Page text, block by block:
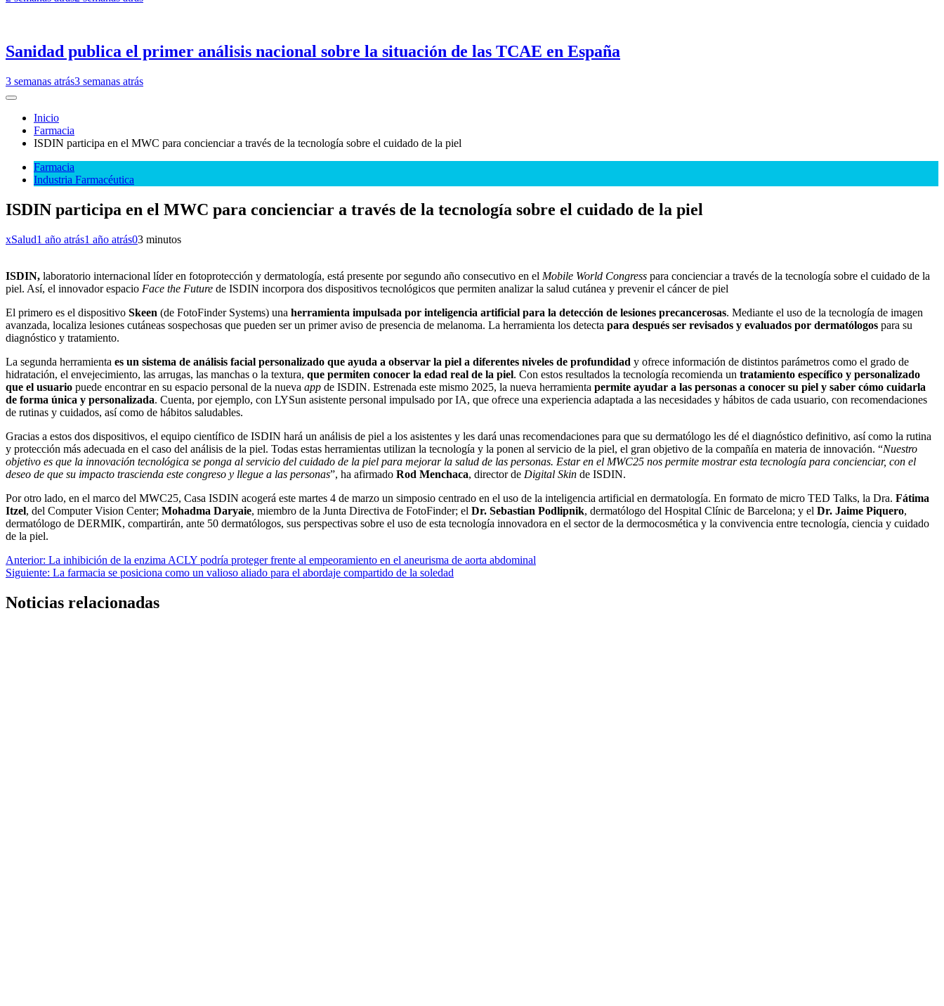
Sanidad publica el primer análisis nacional sobre la situación de las TCAE en España
3 semanas atrás3 semanas atrás
Inicio
Farmacia
ISDIN participa en el MWC para concienciar a través de la tecnología sobre el cuidado de la piel
Farmacia
Industria Farmacéutica
ISDIN participa en el MWC para concienciar a través de la tecnología sobre el cuidado de la piel
xSalud1 año atrás1 año atrás03 minutos
ISDIN, laboratorio internacional líder en fotoprotección y dermatología, está presente por segundo año consecutivo en el Mobile World Congress para concienciar a través de la tecnología sobre el cuidado de la
piel. Así, el innovador espacio Face the Future de ISDIN incorpora dos dispositivos tecnológicos que permiten analizar la salud cutánea y prevenir el cáncer de piel
El primero es el dispositivo Skeen (de FotoFinder Systems) una herramienta impulsada por inteligencia artificial para la detección de lesiones precancerosas. Mediante el uso de la tecnología de imagen
avanzada, localiza lesiones cutáneas sospechosas que pueden ser un primer aviso de presencia de melanoma. La herramienta los detecta para después ser revisados y evaluados por dermatólogos para su
diagnóstico y tratamiento.
La segunda herramienta es un sistema de análisis facial personalizado que ayuda a observar la piel a diferentes niveles de profundidad y ofrece información de distintos parámetros como el grado de
hidratación, el envejecimiento, las arrugas, las manchas o la textura, que permiten conocer la edad real de la piel. Con estos resultados la tecnología recomienda un tratamiento específico y personalizado
que el usuario puede encontrar en su espacio personal de la nueva app de ISDIN. Estrenada este mismo 2025, la nueva herramienta permite ayudar a las personas a conocer su piel y saber cómo cuidarla
de forma única y personalizada. Cuenta, por ejemplo, con LYSun asistente personal impulsado por IA, que ofrece una experiencia adaptada a las necesidades y hábitos de cada usuario, con recomendaciones
de rutinas y cuidados, así como de hábitos saludables.
Gracias a estos dos dispositivos, el equipo científico de ISDIN hará un análisis de piel a los asistentes y les dará unas recomendaciones para que su dermatólogo les dé el diagnóstico definitivo, así como la rutina
y protección más adecuada en el caso del análisis de la piel. Todas estas herramientas utilizan la tecnología y la ponen al servicio de la piel, el gran objetivo de la compañía en materia de innovación. “Nuestro
objetivo es que la innovación tecnológica se ponga al servicio del cuidado de la piel para mejorar la salud de las personas. Estar en el MWC25 nos permite mostrar esta tecnología para concienciar, con el
deseo de que su impacto trascienda este congreso y llegue a las personas”, ha afirmado Rod Menchaca, director de Digital Skin de ISDIN.
Por otro lado, en el marco del MWC25, Casa ISDIN acogerá este martes 4 de marzo un simposio centrado en el uso de la inteligencia artificial en dermatología. En formato de micro TED Talks, la Dra. Fátima
Itzel, del Computer Vision Center; Mohadma Daryaie, miembro de la Junta Directiva de FotoFinder; el Dr. Sebastian Podlipnik, dermatólogo del Hospital Clínic de Barcelona; y el Dr. Jaime Piquero,
dermatólogo de DERMIK, compartirán, ante 50 dermatólogos, sus perspectivas sobre el uso de esta tecnología innovadora en el sector de la dermocosmética y la convivencia entre tecnología, ciencia y cuidado
de la piel.
Navegación
de
entradas
Anterior: La inhibición de la enzima ACLY podría proteger frente al empeoramiento en el aneurisma de aorta abdominal
Siguiente: La farmacia se posiciona como un valioso aliado para el abordaje compartido de la soledad
Noticias relacionadas